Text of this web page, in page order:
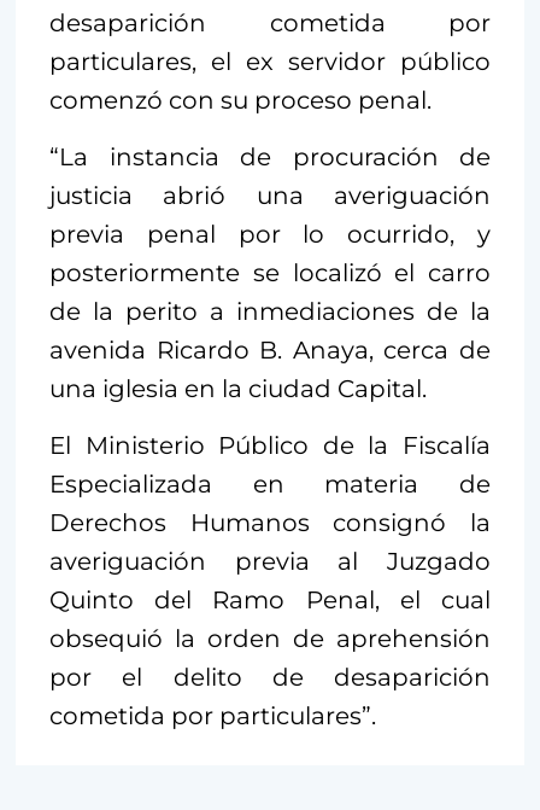
desaparición cometida por
particulares, el ex servidor público
comenzó con su proceso penal.
“La instancia de procuración de
justicia abrió una averiguación
previa penal por lo ocurrido, y
posteriormente se localizó el carro
de la perito a inmediaciones de la
avenida Ricardo B. Anaya, cerca de
una iglesia en la ciudad Capital.
El Ministerio Público de la Fiscalía
Especializada en materia de
Derechos Humanos consignó la
averiguación previa al Juzgado
Quinto del Ramo Penal, el cual
obsequió la orden de aprehensión
por el delito de desaparición
cometida por particulares”.